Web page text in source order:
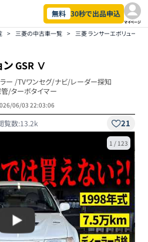
無料 30秒で出品申込
マイページ
> 三菱の中古車一覧 > 三菱 ランサーエボリューシ
ンGSR Ⅴ
ー /TVワンセグ/ナビ/レーダー探知
/ターボタイマー
06/03 22:03:06
覧数:13.2k 21
1 / 123